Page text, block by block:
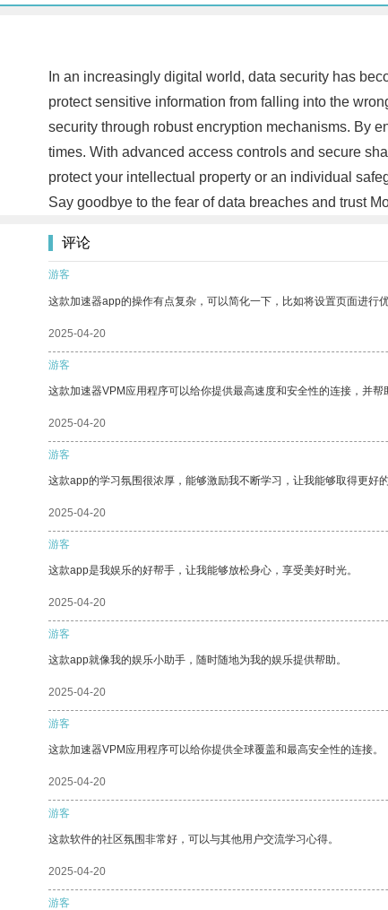
In an increasingly digital world, data security has
protect sensitive information from falling into the
security through robust encryption mechanisms. By
times. With advanced access controls and secure
protect your intellectual property or an individual
Say goodbye to the fear of data breaches and trust
评论
游客
这款加速器app的操作有点复杂，可以简化一下，比如将设置页面进行优
2025-04-20
游客
这款加速器VPM应用程序可以给你提供最高速度和安全性的连接，并帮
2025-04-20
游客
这款app的学习氛围很浓厚，能够激励我不断学习，让我能够取得更好的
2025-04-20
游客
这款app是我娱乐的好帮手，让我能够放松身心，享受美好时光。
2025-04-20
游客
这款app就像我的娱乐小助手，随时随地为我的娱乐提供帮助。
2025-04-20
游客
这款加速器VPM应用程序可以给你提供全球覆盖和最高安全性的连接。
2025-04-20
游客
这款软件的社区氛围非常好，可以与其他用户交流学习心得。
2025-04-20
游客